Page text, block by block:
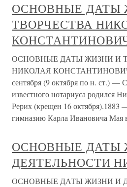
ОСНОВНЫЕ ДАТЫ
ТВОРЧЕСТВА
ОСНОВНЫЕ ДАТЫ ЖИЗНИ И
НИКОЛАЯ
сентября (9 октября по н. ст.) —
известного нотариуса родился
Рерих (крещен 16 октября).1883
гимназию Карла Ивановича Мая
ОСНОВНЫЕ ДАТЫ
ДЕЯТЕЛЬНОСТИ
ОСНОВНЫЕ ДАТЫ ЖИЗНИ И